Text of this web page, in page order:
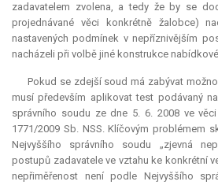
zadavatelem zvolena, a tedy že by se
projednávané věci konkrétně žalobce)
nastavených podmínek v nepříznivějším
nacházeli při volbě jiné konstrukce
Pokud se zdejší soud má zabývat
musí především aplikovat test podávaný
správního soudu ze dne 5. 6. 2008 ve
1771/2009 Sb. NSS. Klíčovým problémem
Nejvyššího správního soudu „zjevná
postupů zadavatele ve vztahu ke konkrétní
nepřiměřenost není podle Nejvyššího